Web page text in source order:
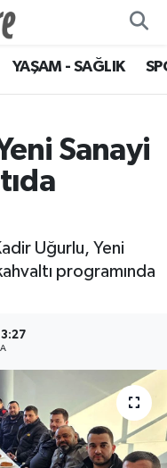
YAŞAM - SAĞLIK
Sanayi
Uğurlu, Yeni
programında